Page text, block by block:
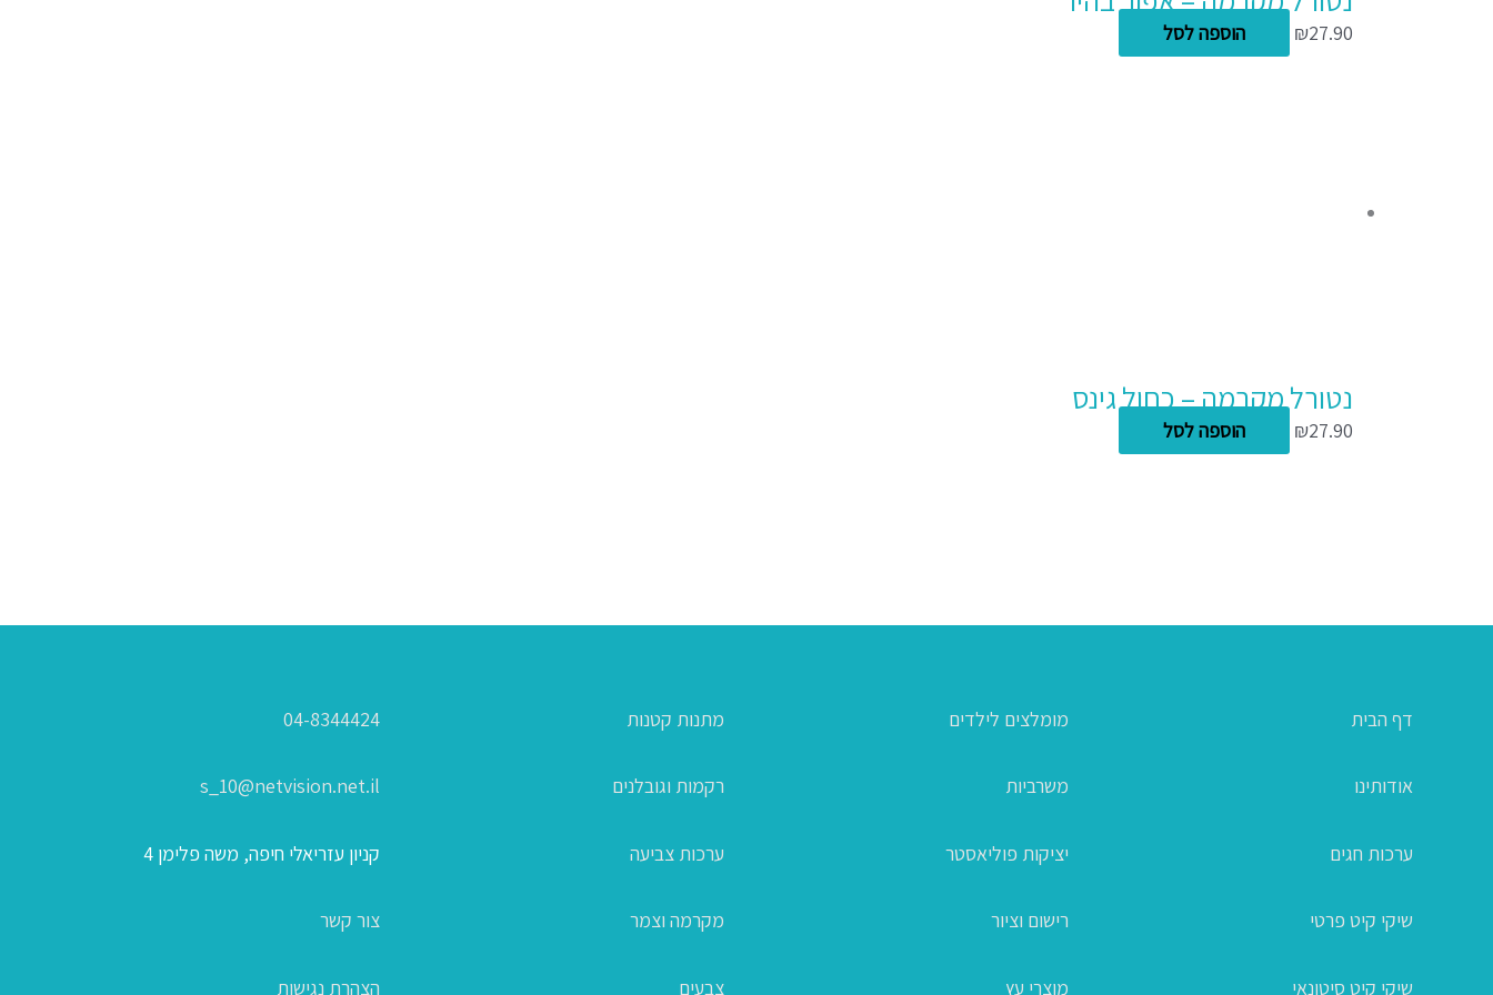
₪27.90 הוספה לסל
נטורל מקרמה – כחול גינס
₪27.90 הוספה לסל
דף הבית
אודותינו
ערכות חגים
שיקי קיט פרטי
שיקי קיט סיטונאי
מומלצים לילדים
משרביות
יציקות פוליאסטר
רישום וציור
מוצרי עץ
מתנות קטנות
רקמות וגובלנים
ערכות צביעה
מקרמה וצמר
צבעים
04-8344424
s_10@netvision.net.il
קניון עזריאלי חיפה, משה פלימן 4
צור קשר
הצהרת נגישות